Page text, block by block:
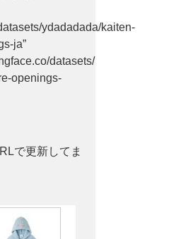
ydadadada/kaiten-
ja”
datasets/
openings-
で更新してま